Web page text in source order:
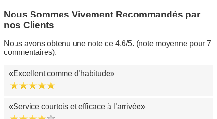
Nous Sommes Vivement Recommandés par
nos Clients
Nous avons obtenu une note de 4,6/5. (note moyenne pour 7
commentaires).
Excellent comme d’habitude
Service courtois et efficace à l’arrivée